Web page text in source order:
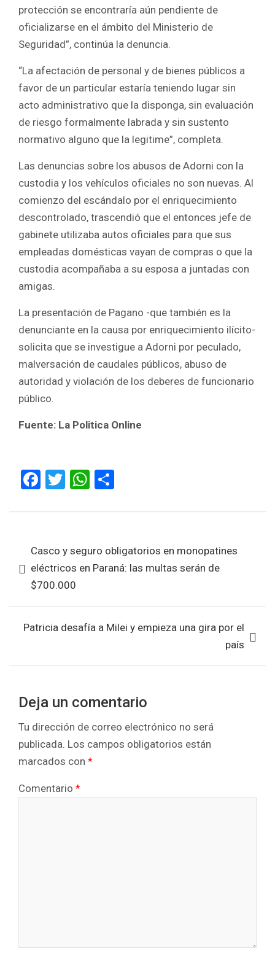
protección se encontraría aún pendiente de
oficializarse en el ámbito del Ministerio de
Seguridad”, continúa la denuncia.
“La afectación de personal y de bienes públicos a
favor de un particular estaría teniendo lugar sin
acto administrativo que la disponga, sin evaluación
de riesgo formalmente labrada y sin sustento
normativo alguno que la legitime”, completa.
Las denuncias sobre los abusos de Adorni con la
custodia y los vehículos oficiales no son nuevas. Al
comienzo del escándalo por el enriquecimiento
descontrolado, trascendió que el entonces jefe de
gabinete utilizaba autos oficiales para que sus
empleadas domésticas vayan de compras o que la
custodia acompañaba a su esposa a juntadas con
amigas.
La presentación de Pagano -que también es la
denunciante en la causa por enriquecimiento ilícito-
solicita que se investigue a Adorni por peculado,
malversación de caudales públicos, abuso de
autoridad y violación de los deberes de funcionario
público.
Fuente: La Politica Online
F
ce
o
o
T
tt
W
at
A
p
ar
entradas
Casco y seguro obligatorios en monopatines
eléctricos en Paraná: las multas serán de
$700.000
Patricia desafía a Milei y empieza una gira por el
país
Deja un comentario
Tu dirección de correo electrónico no será
publicada. Los campos obligatorios están
marcados con *
Comentario *